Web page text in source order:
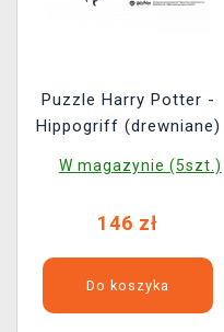
Puzzle Harry Potter -
Hippogriff (drewniane)
W magazynie (5szt.)
146 zł
Do koszyka